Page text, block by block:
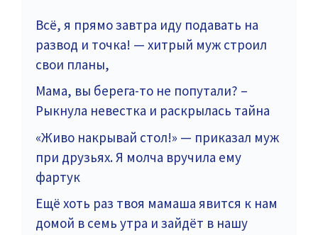
Всё, я прямо завтра иду подавать на
развод и точка! — хитрый муж строил
свои планы,
Мама, вы берега-то не попутали? –
Рыкнула невестка и раскрылась тайна
«Живо накрывай стол!» — приказал муж
при друзьях. Я молча вручила ему
фартук
Ещё хоть раз твоя мамаша явится к нам
домой в семь утра и зайдёт в нашу